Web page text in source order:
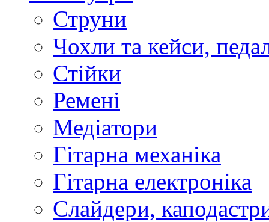
Струни
Чохли та кейси,
Стійки
Ремені
Медіатори
Гітарна механіка
Гітарна електроніка
Слайдери,